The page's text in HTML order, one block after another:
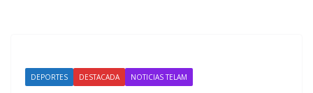
DEPORTES DESTACADA NOTICIAS TELAM